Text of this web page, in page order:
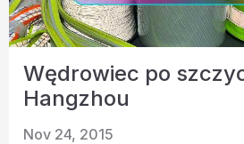
Wędrowiec po
Hangzhou
Nov 24, 2015